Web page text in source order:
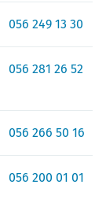
056 249 13 30
056 281 26 52
056 266 50 16
056 200 01 01